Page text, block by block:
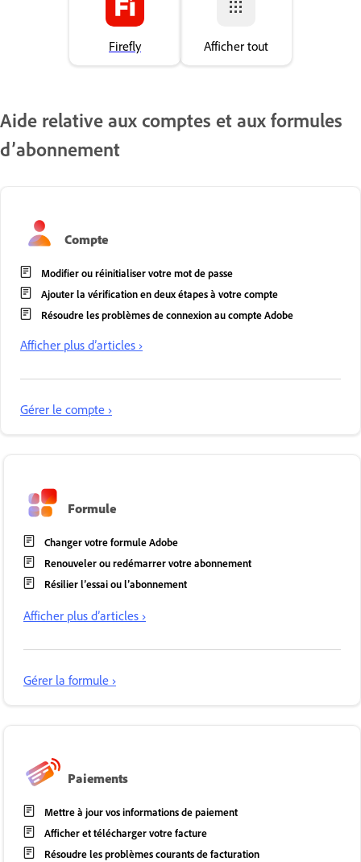
Firefly Afficher tout
Aide relative aux comptes et aux formules
d’abonnement
Compte
Modifier ou réinitialiser votre mot de passe
Ajouter la vérification en deux étapes à votre compte
Résoudre les problèmes de connexion au compte Adobe
Afficher plus d’articles ›
Gérer le compte ›
Formule
Changer votre formule Adobe
Renouveler ou redémarrer votre abonnement
Résilier l’essai ou l’abonnement
Afficher plus d’articles ›
Gérer la formule ›
Paiements
Mettre à jour vos informations de paiement
Afficher et télécharger votre facture
Résoudre les problèmes courants de facturation